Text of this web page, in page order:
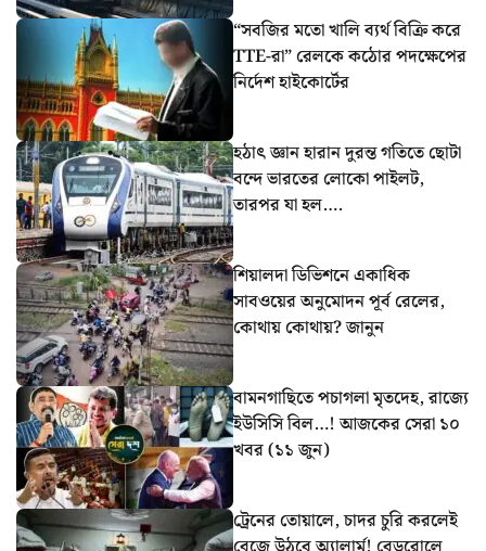
“সবজির মতো খালি ব্যর্থ বিক্রি করে
TTE-রা” রেলকে কঠোর পদক্ষেপের
নির্দেশ হাইকোর্টের
হঠাৎ জ্ঞান হারান দুরন্ত গতিতে ছোটা
বন্দে ভারতের লোকো পাইলট,
তারপর যা হল….
শিয়ালদা ডিভিশনে একাধিক
সাবওয়ের অনুমোদন পূর্ব রেলের,
কোথায় কোথায়? জানুন
বামনগাছিতে পচাগলা মৃতদেহ, রাজ্যে
ইউসিসি বিল…! আজকের সেরা ১০
খবর (১১ জুন)
ট্রেনের তোয়ালে, চাদর চুরি করলেই